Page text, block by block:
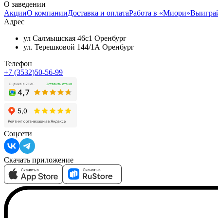
О заведении
АкцииО компанииДоставка и оплатаРабота в «Миори»
Адрес
ул Салмышская 46с1 Оренбург
ул. Терешковой 144/1А Оренбург
Телефон
+7 (3532)50-56-99
Соцсети
Скачать приложение